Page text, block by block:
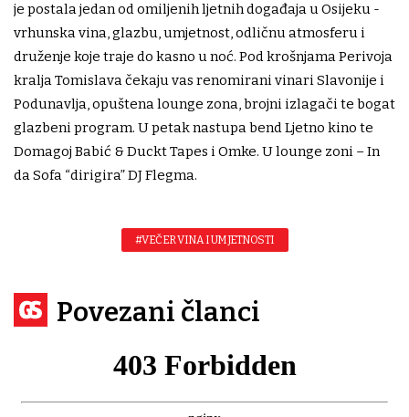
je postala jedan od omiljenih ljetnih događaja u Osijeku -
vrhunska vina, glazbu, umjetnost, odličnu atmosferu i
druženje koje traje do kasno u noć. Pod krošnjama Perivoja
kralja Tomislava čekaju vas renomirani vinari Slavonije i
Podunavlja, opuštena lounge zona, brojni izlagači te bogat
glazbeni program. U petak nastupa bend Ljetno kino te
Domagoj Babić & Duckt Tapes i Omke. U lounge zoni – In
da Sofa “dirigira” DJ Flegma.
#VEČER VINA I UMJETNOSTI
Povezani članci